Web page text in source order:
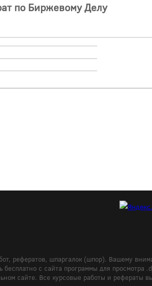
по Биржевому Делу
рефератов, шпаргалок (шпор). Вашему
с сайта программы для просмотра
сайте. Все курсовые работы и рефераты